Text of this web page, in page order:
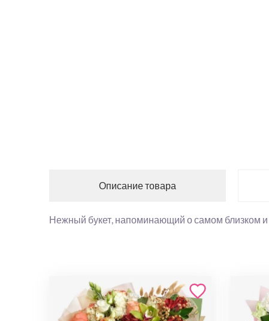
Описание товара
Нежный букет, напоминающий о самом близком